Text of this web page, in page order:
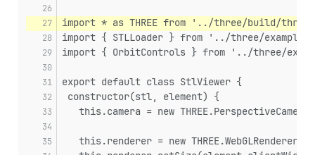
import * as THREE from '../three/build/
import { STLLoader } from '../three/
import { OrbitControls } from '../three/
export default class StlViewer {
constructor(stl, element) {
this.camera = new
this.renderer = new